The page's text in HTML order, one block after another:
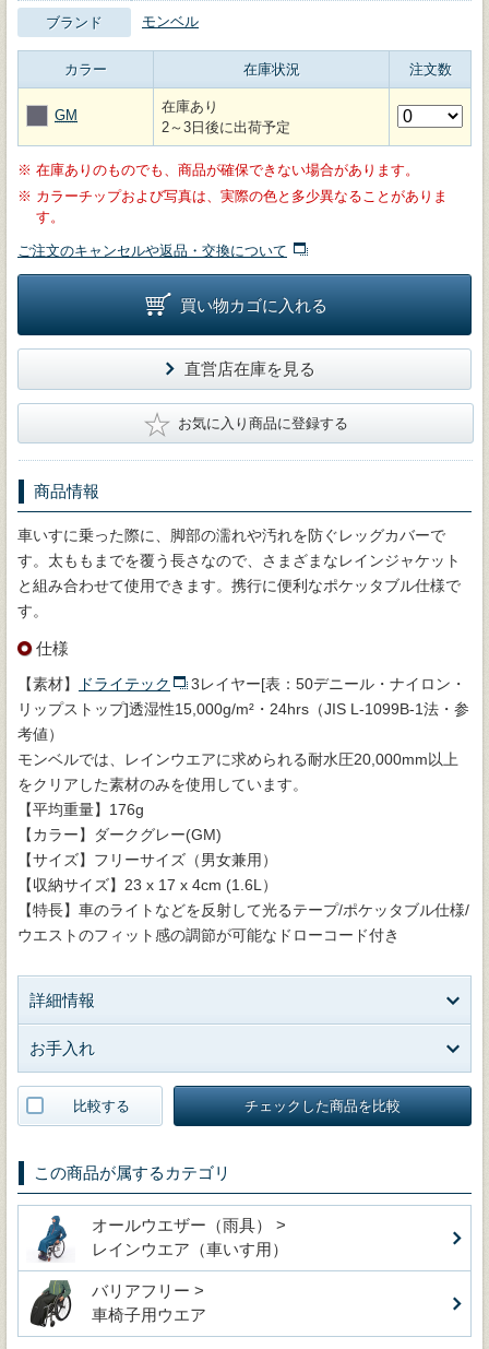
ブランド モンベル
カラー 在庫状況 注文数
GM
在庫あり
2～3日後に出荷予定
※ 在庫ありのものでも、商品が確保できない場合があります。
※ カラーチップおよび写真は、実際の色と多少異なることがありま
す。
ご注文のキャンセルや返品・交換について
買い物カゴに入れる
直営店在庫を見る
★ お気に入り商品に登録する
商品情報
車いすに乗った際に、脚部の濡れや汚れを防ぐレッグカバーで
す。太ももまでを覆う長さなので、さまざまなレインジャケット
と組み合わせて使用できます。携行に便利なポケッタブル仕様で
す。
仕様
【素材】 ドライテック
3レイヤー[表：50デニール・ナイロン・
リップストップ]透湿性15,000g/m²・24hrs（JIS L-1099B-1法・参
考値）
モンベルでは、レインウエアに求められる耐水圧20,000mm以上
をクリアした素材のみを使用しています。
【平均重量】176g
【カラー】ダークグレー(GM)
【サイズ】フリーサイズ（男女兼用）
【収納サイズ】23 x 17 x 4cm (1.6L）
【特長】車のライトなどを反射して光るテープ/ポケッタブル仕様/
ウエストのフィット感の調節が可能なドローコード付き
詳細情報
お手入れ
比較する チェックした商品を比較
この商品が属するカテゴリ
オールウエザー（雨具） >
レインウエア（車いす用）
バリアフリー >
車椅子用ウエア